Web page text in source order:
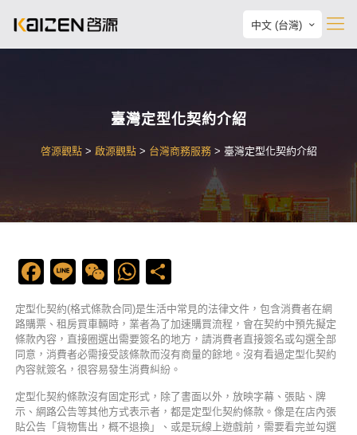
中文 (台灣)
臺灣定型化契約介紹
啓源觀點> 啟源觀點> 台灣商務服務> 臺灣定型化契約介紹
Facebook
LineWeChatWhatsApp
定型化契約(格式條款合同)是生活中常見的法律文件，包含消費者在網
路購票、租房買車輛時，業者為了加速購買流程，會在契約中預先擬定
條款內容，直接圈選出需要簽名的地方，請消費者直接簽名或勾選全部
同意，消費者必需接受該條款而沒有商量的餘地。沒有看過定型化契約
內容就簽名，很容易發生消費糾紛。
定型化契約條款沒有固定形式，除了書面以外，放映字幕、張貼、牌
示、網路公告等其他方式表示者，都是定型化契約條款。像是在店內張
貼公告「貨物售出，概不退換」、或是玩線上遊戲前，需要看完並勾選